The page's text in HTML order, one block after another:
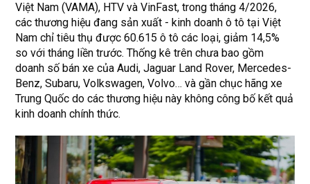
Việt Nam (VAMA), HTV và VinFast, trong tháng 4/2026,
các thương hiệu đang sản xuất - kinh doanh ô tô tại Việt
Nam chỉ tiêu thụ được 60.615 ô tô các loại, giảm 14,5%
so với tháng liền trước. Thống kê trên chưa bao gồm
doanh số bán xe của Audi, Jaguar Land Rover, Mercedes-
Benz, Subaru, Volkswagen, Volvo… và gần chục hãng xe
Trung Quốc do các thương hiệu này không công bố kết quả
kinh doanh chính thức.